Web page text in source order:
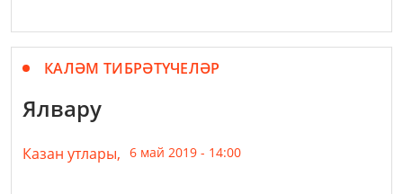
КАЛӘМ ТИБРӘТҮЧЕЛӘР
Ялвару
Казан утлары, 6 май 2019 - 14:00